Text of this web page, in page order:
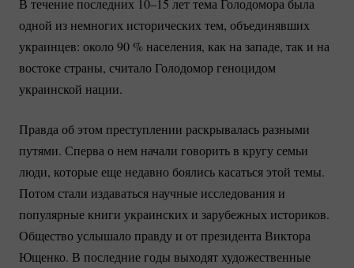
одной из немногих исторических тем, объединявших
украинцев: около90 %населения, как на западе, так и на
востоке страны, считало Голодомор геноцидом
украинской нации.
Правда об этом преступлении раскрывалась разными
путями. Сперва о нем начали говорить в кругу семьи
люди, которые еще недавно боялись касаться этой темы.
Потом стали издаваться научные исследования и
популярные книги украинских и зарубежных историков.
Общество услышало правду и от президента Виктора
Ющенко. В последние годы выходят художественные